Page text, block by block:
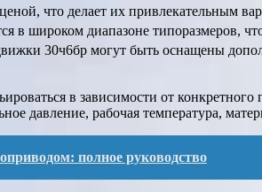
что делает их привлекательным
в широком диапазоне типоразмеров,
30ч6бр могут быть оснащены
в зависимости от
давление, рабочая температура,
полное руководство